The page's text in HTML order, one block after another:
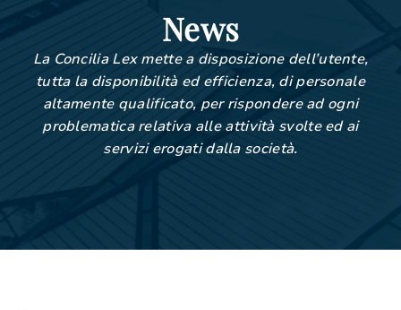
News
La Concilia Lex mette a disposizione dell’utente,
tutta la disponibilità ed efficienza, di personale
altamente qualificato, per rispondere ad ogni
problematica relativa alle attività svolte ed ai
servizi erogati dalla società.